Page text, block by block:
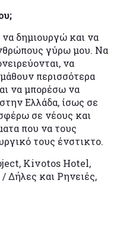
δημιουργώ και να
γύρω μου. Να
να
περισσότερα
να μπορέσω να
Ελλάδα, ίσως σε
σε νέους και
που να τους
τους ένστικτο.
Kivotos Hotel,
Δήλες και Ρηνειές,